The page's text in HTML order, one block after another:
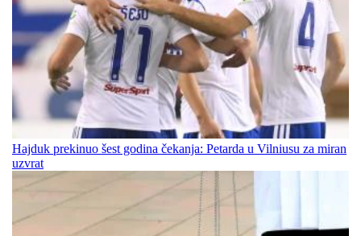
Hajduk prekinuo šest godina čekanja: Petarda u Vilniusu za miran
uzvrat